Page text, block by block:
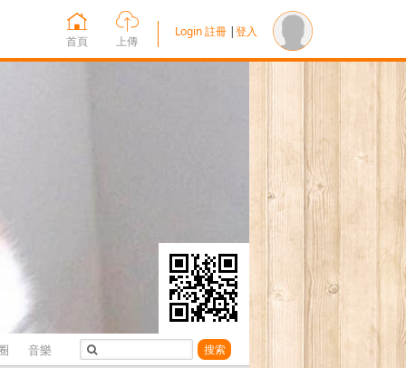
Login註冊 |登入
首頁 上傳
搜索
音樂